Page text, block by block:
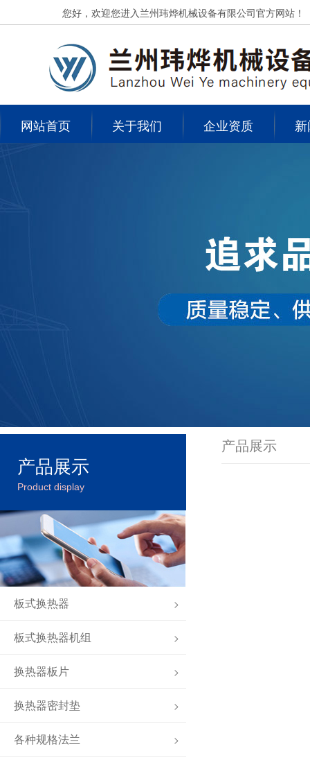
您好，欢迎您进入兰州玮烨机械设备有限公司官方网站！
网站首页 关于我们 企业资质
产品展示
Product display
板式换热器 >
板式换热器机组 >
换热器板片 >
换热器密封垫 >
各种规格法兰 >
产品展示